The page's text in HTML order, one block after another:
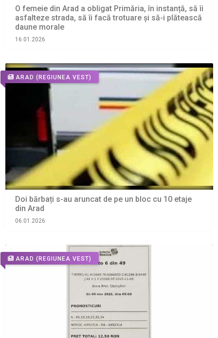
O femeie din Arad a obligat Primăria, în instanță, să îi
asfalteze strada, să îi facă trotuare și să-i plătească
daune morale
16.01.2026
ARAD (REGIUNEA VEST)
Doi bărbați s-au aruncat de pe un bloc cu 10 etaje
din Arad
06.01.2026
ARAD (REGIUNEA VEST)